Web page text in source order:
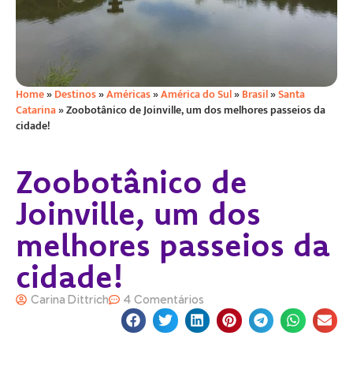
Home»Destinos»Américas»América do Sul»Brasil»Santa
Catarina»Zoobotânico de Joinville, um dos melhores passeios da
cidade!
Zoobotânico de
Joinville, um dos
melhores passeios da
cidade!
Carina Dittrich 4 Comentários